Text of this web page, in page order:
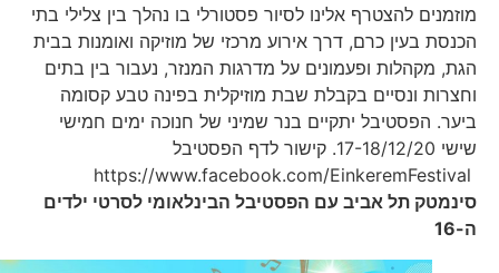
מוזמנים להצטרף אלינו לסיור פסטורלי בו נהלך בין צלילי בתי
הכנסת בעין כרם, דרך אירוע מרכזי של מוזיקה ואומנות בבית
הגת, מקהלות ופעמונים על מדרגות המנזר, נעבור בין בתים
וחצרות ונסיים בקבלת שבת מוזיקלית בפינה טבע קסומה
ביער. הפסטיבל יתקיים בנר שמיני של חנוכה ימים חמישי
שישי 17-18/12/20. קישור לדף הפסטיבל
סינמטק תל אביב עם הפסטיבל הבינלאומי לסרטי ילדים
16